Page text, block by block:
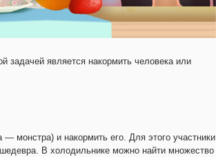
задачей является накормить человека или
монстра) и накормить его. Для этого участники
В холодильнике можно найти множество